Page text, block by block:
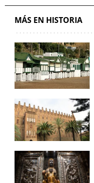
MÁS EN HISTORIA